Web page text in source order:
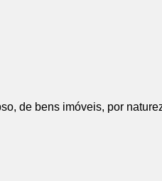
de bens imóveis, por